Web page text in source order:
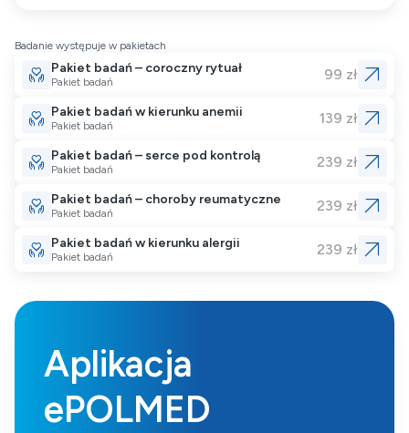
Badanie występuje w pakietach
Pakiet badań – coroczny rytuał
Pakiet badań 99 zł
Pakiet badań w kierunku anemii
Pakiet badań 139 zł
Pakiet badań – serce pod kontrolą
Pakiet badań 239 zł
Pakiet badań – choroby reumatyczne
Pakiet badań 239 zł
Pakiet badań w kierunku alergii
Pakiet badań 239 zł
Aplikacja
ePOLMED